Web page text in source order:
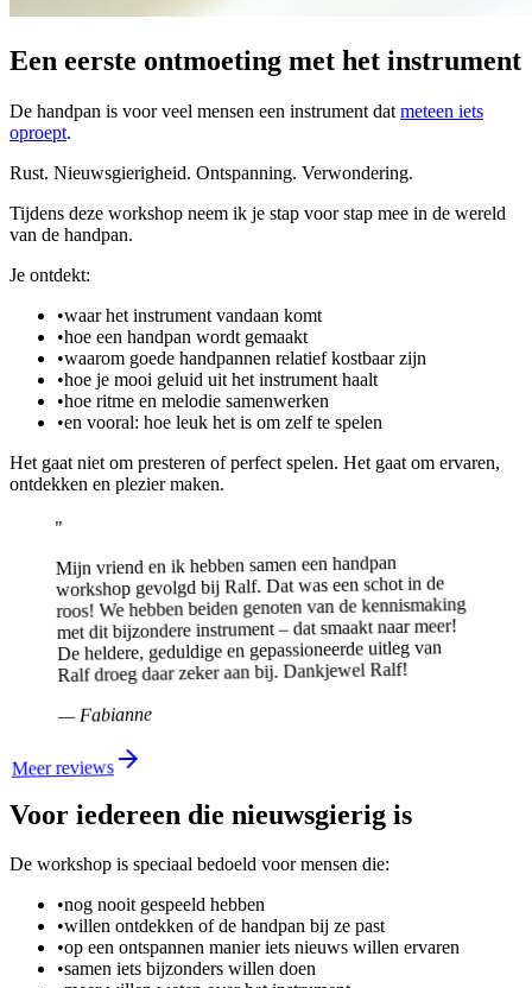
Een eerste ontmoeting met het instrument
De handpan is voor veel mensen een instrument dat meteen iets
oproept.
Rust. Nieuwsgierigheid. Ontspanning. Verwondering.
Tijdens deze workshop neem ik je stap voor stap mee in de wereld
van de handpan.
Je ontdekt:
•waar het instrument vandaan komt
•hoe een handpan wordt gemaakt
•waarom goede handpannen relatief kostbaar zijn
•hoe je mooi geluid uit het instrument haalt
•hoe ritme en melodie samenwerken
•en vooral: hoe leuk het is om zelf te spelen
Het gaat niet om presteren of perfect spelen. Het gaat om ervaren,
ontdekken en plezier maken.
"
Mijn vriend en ik hebben samen een handpan
workshop gevolgd bij Ralf. Dat was een schot in de
roos! We hebben beiden genoten van de kennismaking
met dit bijzondere instrument – dat smaakt naar meer!
De heldere, geduldige en gepassioneerde uitleg van
Ralf droeg daar zeker aan bij. Dankjewel Ralf!
—Fabianne
Meer reviews
Voor iedereen die nieuwsgierig is
De workshop is speciaal bedoeld voor mensen die:
•nog nooit gespeeld hebben
•willen ontdekken of de handpan bij ze past
•op een ontspannen manier iets nieuws willen ervaren
•samen iets bijzonders willen doen